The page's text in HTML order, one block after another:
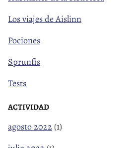
Los viajes de Aislinn
Pociones
Sprunfis
Tests
ACTIVIDAD
agosto 2022 (1)